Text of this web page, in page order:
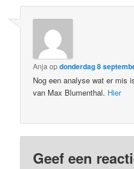
Anja opdonderdag 8
Nog een analyse wat er mis
van Max Blumenthal. Hier
Geef een